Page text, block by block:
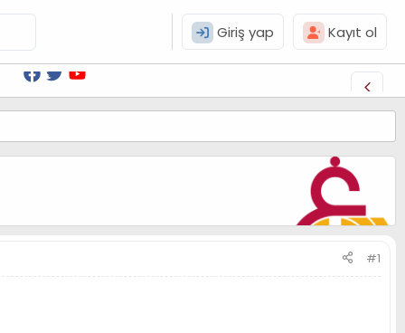
Giriş yap Kayıt ol
#1